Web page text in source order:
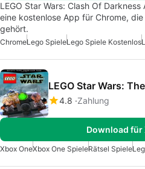
LEGO Star Wars: Clash Of
eine kostenlose App für Chrome,
gehört.
ChromeLego SpieleLego Spiele Kostenlos
4.8 Zahlung
Download für
Xbox OneXbox One SpieleRätsel Spiele